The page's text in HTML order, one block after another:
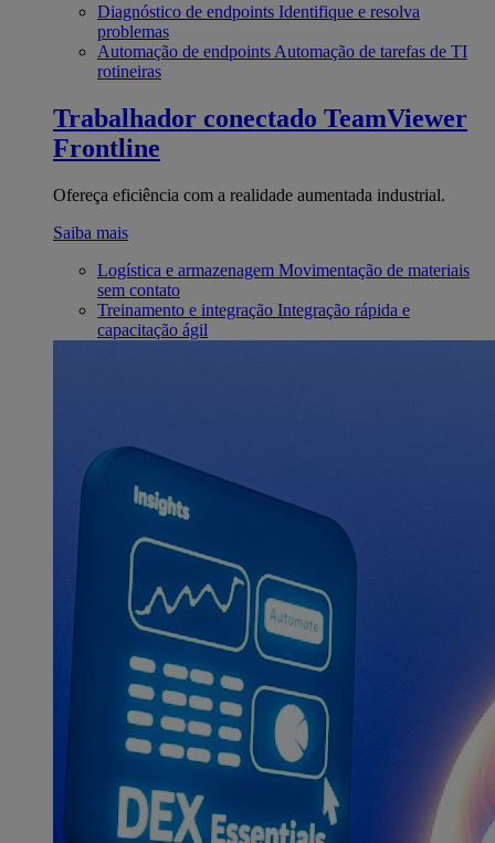
Diagnóstico de endpoints Identifique e resolva
problemas
Automação de endpoints Automação de tarefas de TI
rotineiras
Trabalhador conectado TeamViewer
Frontline
Ofereça eficiência com a realidade aumentada industrial.
Saiba mais
Logística e armazenagem Movimentação de materiais
sem contato
Treinamento e integração Integração rápida e
capacitação ágil